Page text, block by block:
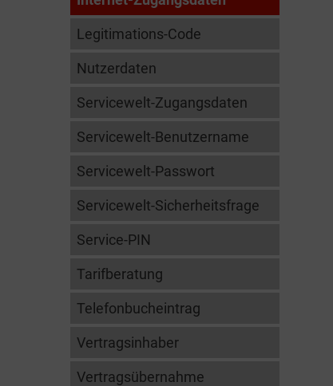
Legitimations-Code
Nutzerdaten
Servicewelt-Zugangsdaten
Servicewelt-Benutzername
Servicewelt-Passwort
Servicewelt-Sicherheitsfrage
Service-PIN
Tarifberatung
Telefonbucheintrag
Vertragsinhaber
Vertragsübernahme